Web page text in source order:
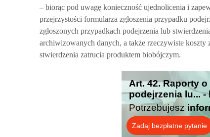
– biorąc pod uwagę konieczność ujednolicenia i
przejrzystości formularza zgłoszenia przypadku
zgłoszonych przypadkach podejrzenia lub
archiwizowanych danych, a także rzeczywiste koszty
stwierdzenia zatrucia produktem biobójczym.
Art. 42. Raporty
podejrzenia lu...
Potrzebujesz
Zadaj bezpłatne pytanie